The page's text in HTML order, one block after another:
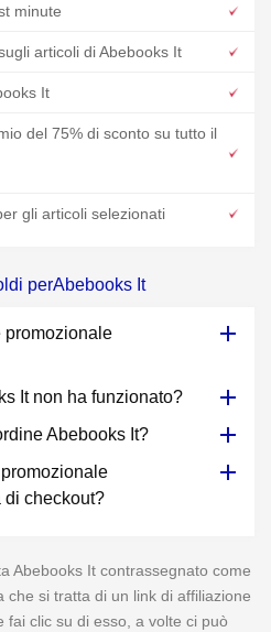
minute
articoli di Abebooks It
It
del 75% di sconto su tutto il
gli articoli selezionati
perAbebooks It
promozionale
It non ha funzionato?
Abebooks It?
di checkout?
Abebooks It contrassegnato come
che si tratta di un link di affiliazione
fai clic su di esso, a volte ci può